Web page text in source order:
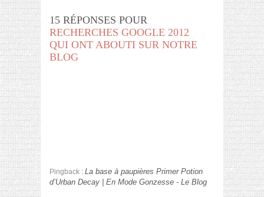
15 RÉPONSES POUR
RECHERCHES GOOGLE 2012
QUI ONT ABOUTI SUR NOTRE
BLOG
Pingback : La base à paupières Primer Potion
d’Urban Decay | En Mode Gonzesse - Le Blog